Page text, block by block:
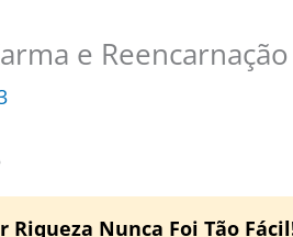
e Reencarnação
Riqueza Nunca Foi Tão